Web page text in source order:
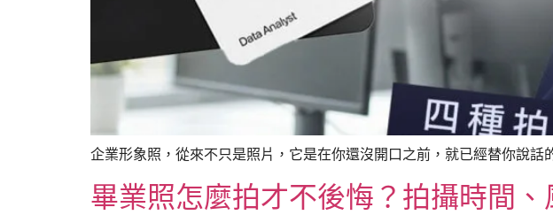
企業形象照，從來不只是照片，它是在你還沒開口之前，就已經替你說
畢業照怎麼拍才不後悔？拍攝時間